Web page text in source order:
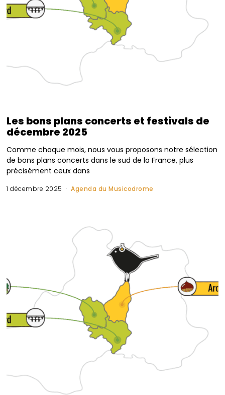
Les bons plans concerts et festivals de
décembre 2025
Comme chaque mois, nous vous proposons notre sélection
de bons plans concerts dans le sud de la France, plus
précisément ceux dans
1 décembre 2025 Agenda du Musicodrome